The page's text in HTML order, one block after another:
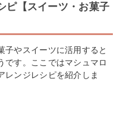
ピ【スイーツ・お菓子
子やスイーツに活用すると
です。ここではマシュマロ
レンジレシピを紹介しま